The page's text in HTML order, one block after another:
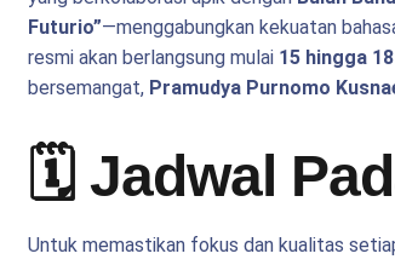
Futurio”—menggabungkan kekuatan
resmi akan berlangsung mulai 15 hingga
bersemangat, Pramudya Purnomo
🗓️ Jadwal
Untuk memastikan fokus dan kualitas